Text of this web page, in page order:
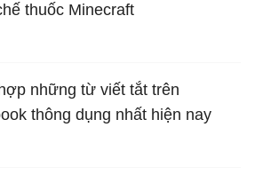
thuốc Minecraft
những từ viết tắt trên
thông dụng nhất hiện nay